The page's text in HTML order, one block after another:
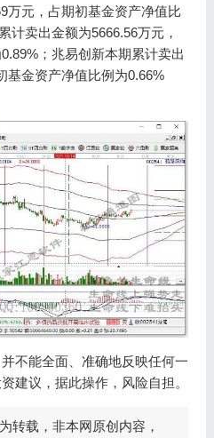
万元，占期初基金资产净值比
计卖出金额为5666.56万元，
；兆易创新本期累计卖出
基金资产净值比例为0.66%
不能全面、准确地反映任何一
建议，据此操作，风险自担。
转载，非本网原创内容，